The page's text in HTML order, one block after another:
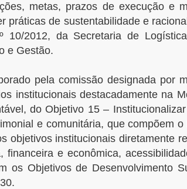
metas, prazos de execução e
práticas de sustentabilidade e
10/2012, da Secretaria de
e Gestão.
pela comissão designada por
institucionais destacadamente na
do Objetivo 15 –
e comunitária, que compõem
objetivos institucionais diretamente
financeira e econômica,
os Objetivos de Desenvolvimento